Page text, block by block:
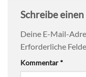
Schreibe
Deine E-Mail-
Erforderliche
Kommentar*